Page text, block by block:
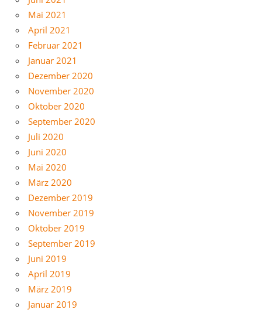
Mai 2021
April 2021
Februar 2021
Januar 2021
Dezember 2020
November 2020
Oktober 2020
September 2020
Juli 2020
Juni 2020
Mai 2020
März 2020
Dezember 2019
November 2019
Oktober 2019
September 2019
Juni 2019
April 2019
März 2019
Januar 2019